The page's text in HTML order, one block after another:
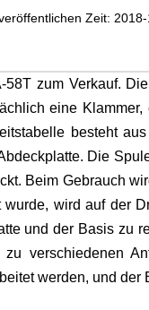
Zeit:
58T zum Verkauf.
eine
besteht
Die
Beim Gebrauch
wird auf der
und der Basis zu
verschiedenen
werden, und der